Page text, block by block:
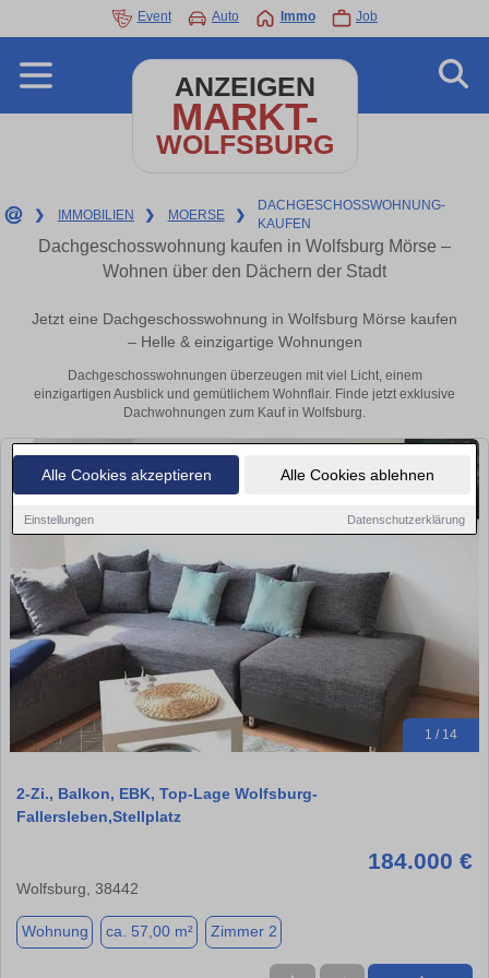
Alle Cookies akzeptieren Alle Cookies ablehnen
Einstellungen Datenschutzerklärung
Event Auto Immo Job
ANZEIGEN
MARKT-
WOLFSBURG
❯ IMMOBILIEN ❯ MOERSE ❯
DACHGESCHOSSWOHNUNG-
KAUFEN
Dachgeschosswohnung kaufen in Wolfsburg Mörse –
Wohnen über den Dächern der Stadt
Jetzt eine Dachgeschosswohnung in Wolfsburg Mörse kaufen
– Helle & einzigartige Wohnungen
Dachgeschosswohnungen überzeugen mit viel Licht, einem
einzigartigen Ausblick und gemütlichem Wohnflair. Finde jetzt exklusive
Dachwohnungen zum Kauf in Wolfsburg.
1 / 14
2-Zi., Balkon, EBK, Top-Lage Wolfsburg-
Fallersleben,Stellplatz
184.000 €
Wolfsburg, 38442
Wohnung ca. 57,00 m² Zimmer 2